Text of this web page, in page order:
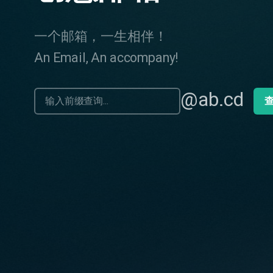
一个邮箱，一生相伴！
An Email, An accompany!
@ab.cd